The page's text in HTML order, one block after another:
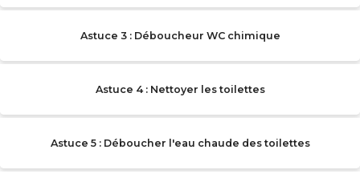
Astuce 3 : Déboucheur WC chimique
Astuce 4 : Nettoyer les toilettes
Astuce 5 : Déboucher l'eau chaude des toilettes